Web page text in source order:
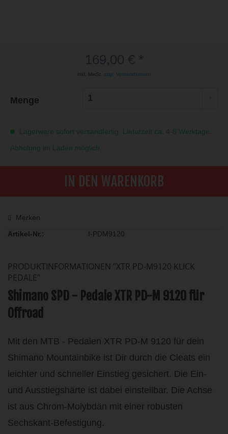
inkl. MwSt. zzgl. Versandkosten
Menge
Lagerware sofort versandfertig. Lieferzeit ca. 4-8 Werktage.
Abholung im Laden möglich.
IN DEN WARENKORB
Merken
Artikel-Nr.:
I-PDM9120
PRODUKTINFORMATIONEN "XTR PD-M9120 KLICK
PEDALE"
Shimano SPD - Pedale XTR PD-M 9120 für
Offroad
Mit den MTB - Pedalen XTR PD-M 9120 für dein
Shimano Mountainbike ist Dir durch die Cleats ein
leichter und schneller Einstieg gesichert. Die Ein-
und Ausstiegshärte ist dabei einstellbar. Die Achse
ist aus Chrom-Molybdän mit einer robusten
Sechskant-Befestigung.